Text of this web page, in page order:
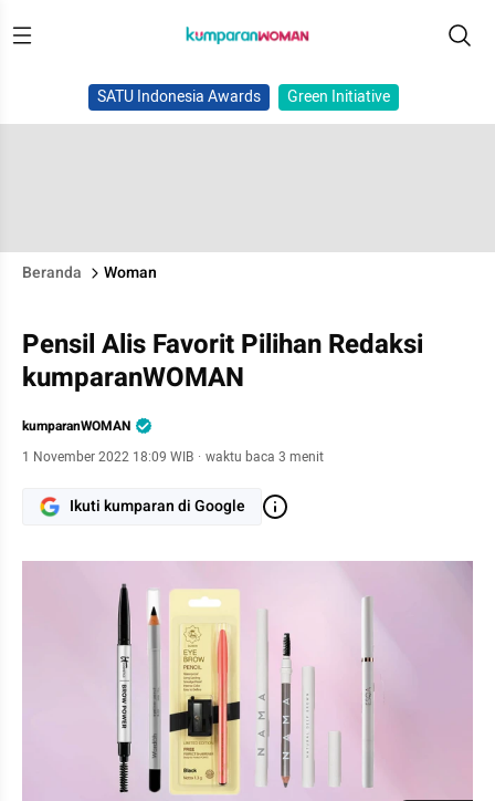
SATU Indonesia Awards Green Initiative
Beranda Woman
Pensil Alis Favorit Pilihan Redaksi
kumparanWOMAN
kumparanWOMAN
1 November 2022 18:09 WIB · waktu baca 3 menit
Ikuti kumparan di Google